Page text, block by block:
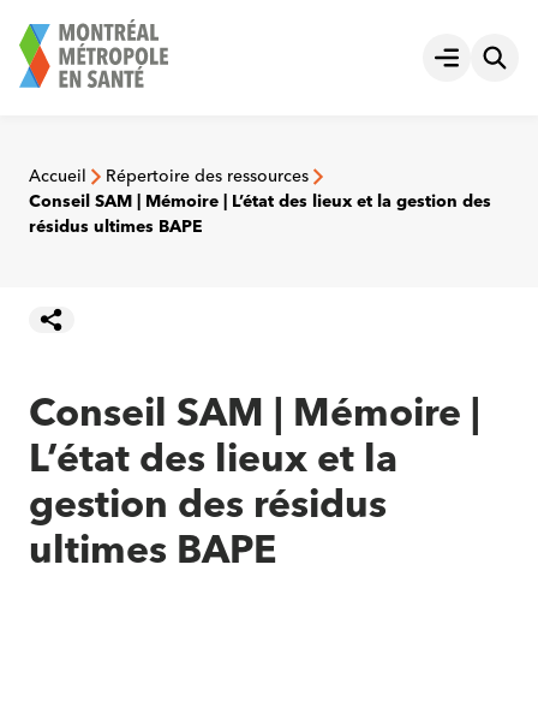
au
contenu
Ouvrir le
Accueil
Répertoire des ressources
Conseil SAM | Mémoire | L’état des lieux et la gestion des
résidus ultimes BAPE
Conseil SAM | Mémoire |
L’état des lieux et la
gestion des résidus
ultimes BAPE